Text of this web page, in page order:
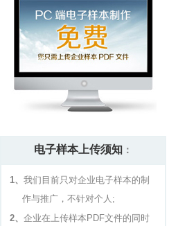
电子样本上传须知 ：
1、 我们目前只对企业电子样本的制
作与推广，不针对个人;
2、 企业在上传样本PDF文件的同时